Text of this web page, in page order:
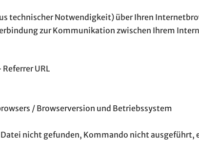
technischer Notwendigkeit) über Ihren
zur Kommunikation zwischen Ihrem
URL
/ Browserversion und Betriebssystem
nicht gefunden, Kommando nicht ausgeführt,